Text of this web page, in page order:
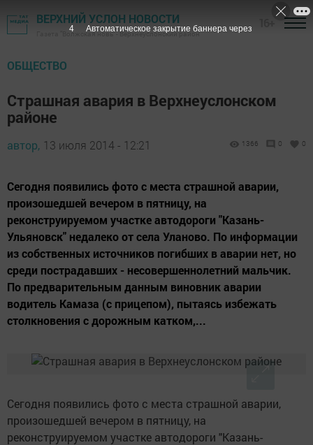
ВЕРХНИЙ УСЛОН НОВОСТИ
Газета "Волжская новь" - Верхнеуслонский район
ОБЩЕСТВО
Страшная авария в Верхнеуслонском
районе
автор, 13 июля 2014 - 12:21 1366 0 0
Сегодня появились фото с места страшной аварии,
произошедшей вечером в пятницу, на
реконструируемом участке автодороги "Казань-
Ульяновск" недалеко от села Уланово. По информации
из собственных источников погибших в аварии нет, но
среди пострадавших - несовершеннолетний мальчик.
По предварительным данным виновник аварии
водитель Камаза (с прицепом), пытаясь избежать
столкновения с дорожным катком,...
Сегодня появились фото с места страшной аварии,
произошедшей вечером в пятницу, на
реконструируемом участке автодороги "Казань-
3 Автоматическое закрытие баннера через